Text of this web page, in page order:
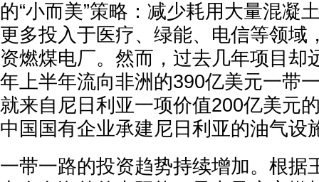
的“小而美”策略：减少耗用大量混凝
更多投入于医疗、绿能、电信等领域
资燃煤电厂。然而，过去几年项目却
年上半年流向非洲的390亿美元一带
就来自尼日利亚一项价值200亿美元
中国国有企业承建尼日利亚的油气设
一带一路的投资趋势持续增加。根据